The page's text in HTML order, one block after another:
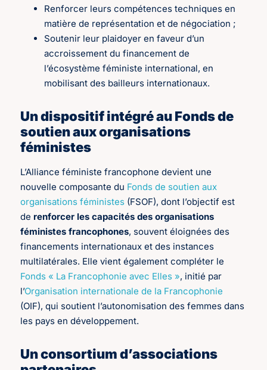
Renforcer leurs compétences techniques en
matière de représentation et de négociation ;
Soutenir leur plaidoyer en faveur d’un
accroissement du financement de
l’écosystème féministe international, en
mobilisant des bailleurs internationaux.
Un dispositif intégré au Fonds de
soutien aux organisations
féministes
L’Alliance féministe francophone devient une
nouvelle composante du Fonds de soutien aux
organisations féministes (FSOF), dont l’objectif est
de renforcer les capacités des organisations
féministes francophones, souvent éloignées des
financements internationaux et des instances
multilatérales. Elle vient également compléter le
Fonds « La Francophonie avec Elles », initié par
l’Organisation internationale de la Francophonie
(OIF), qui soutient l’autonomisation des femmes dans
les pays en développement.
Un consortium d’associations